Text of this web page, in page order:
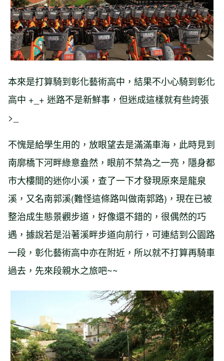
本來是打算騎到彰化藝術高中，結果不小心騎到彰化
高中 +_+ 迷路不是新鮮事，但迷成這樣就有些誇張
>_
不愧是給學生用的，放眼望去是滿滿車海，此時見到
南廓橋下河畔綠意盎然，眼前不禁為之一亮，隱身都
市大樓間的迷你小溪，查了一下才發現原來是龍泉
溪，又名南郭溪(難怪這條路叫做南郭路)，現在已被
整治成生態景觀步道，好像還不錯的，很偶然的巧
遇，據說若是沿著溪畔步道向前行，可連結到公園路
一段，彰化藝術高中亦在附近，所以就不打算再騎車
過去，先來段親水之旅吧~~